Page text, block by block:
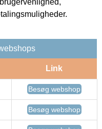
Link
Besøg webshop
Besøg webshop